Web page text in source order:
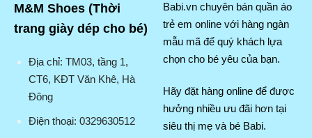
M&M Shoes (Thời
trang giày dép cho bé)
Địa chỉ: TM03, tầng 1,
CT6, KĐT Văn Khê, Hà
Đông
Điện thoại: 0329630512
Babi.vn chuyên bán quần áo
trẻ em online với hàng ngàn
mẫu mã để quý khách lựa
chọn cho bé yêu của bạn.
Hãy đặt hàng online để được
hưởng nhiều ưu đãi hơn tại
siêu thị mẹ và bé Babi.